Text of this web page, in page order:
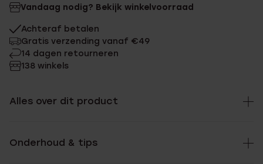
Vandaag nodig? Bekijk winkelvoorraad
Achteraf betalen
Gratis verzending vanaf €49
14 dagen retourneren
138 winkels
Alles over dit product
Onderhoud & tips